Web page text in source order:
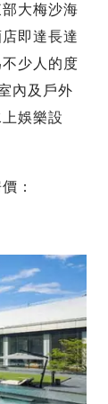
大梅沙海
即達長達
少人的度
內及戶外
娛樂設
：